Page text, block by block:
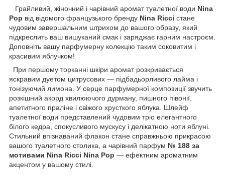
Грайливий, жіночний і чарівний аромат туалетної води Nina
Pop від відомого французького бренду Nina Ricci стане
чудовим завершальним штрихом до вашого образу, який
підкреслить ваш вишуканий смак і заряджає гарним настроєм.
Доповніть вашу парфумерну колекцію таким соковитим і
красивим яблучком!
При першому торканні шкіри аромат розкривається
яскравим дуетом цитрусових — підбадьорливого лайма і
тонізуючий лимона. У серце парфумерної композиції звучить
розкішний акорд хвилюючого дурману, пишного півонії,
апетитного праліне і свіжого хрусткого яблука. Шлейф
туалетної води представлений чудовим тріо елегантного
білого кедра, спокусливого мускусу і делікатною ноти яблуні.
Стильний впізнаваний флакон стане справжньою прикрасою
вашого туалетного столика, а чарівний парфум № 188 за
мотивами Nina Ricci Nina Pop — ефектним ароматним
акцентом у вашому стилі.